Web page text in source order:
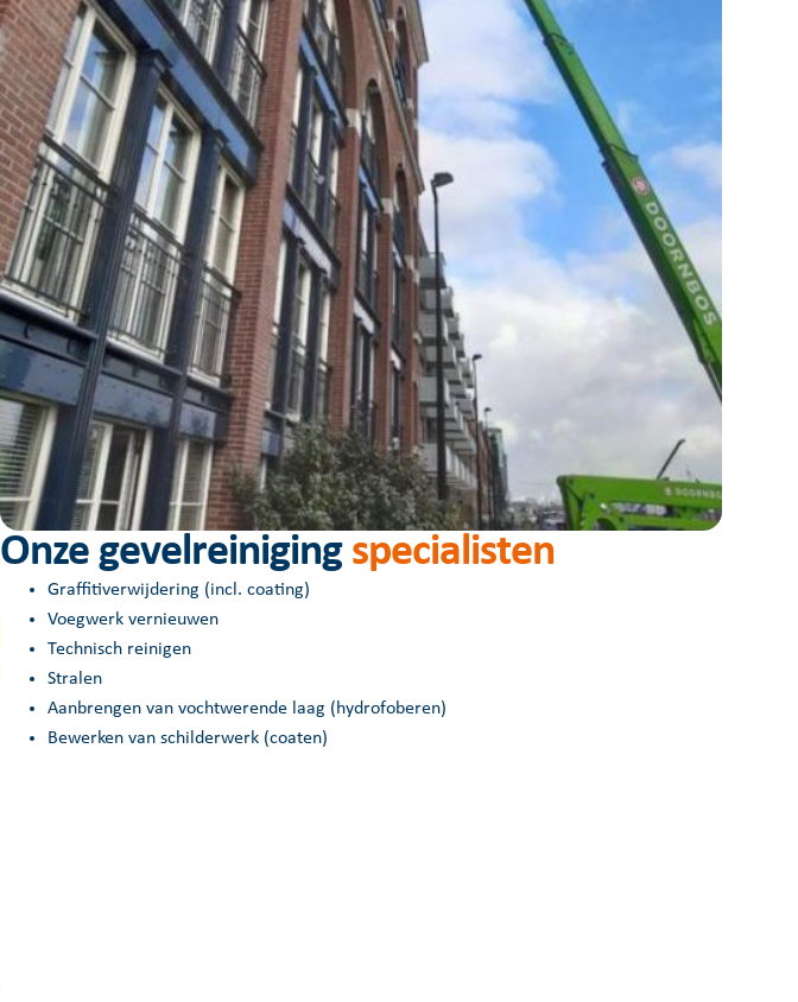
Onze gevelreiniging specialisten
Graffitiverwijdering (incl. coating)
Voegwerk vernieuwen
Technisch reinigen
Stralen
Aanbrengen van vochtwerende laag (hydrofoberen)
Bewerken van schilderwerk (coaten)